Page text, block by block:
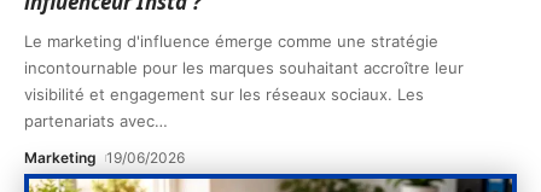
Le marketing d'influence émerge comme une stratégie
incontournable pour les marques souhaitant accroître leur
visibilité et engagement sur les réseaux sociaux. Les
partenariats avec…
Marketing 19/06/2026